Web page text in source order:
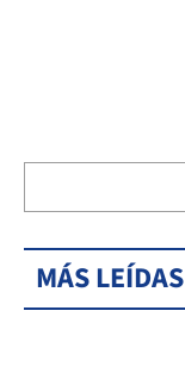
MÁS LEÍDAS